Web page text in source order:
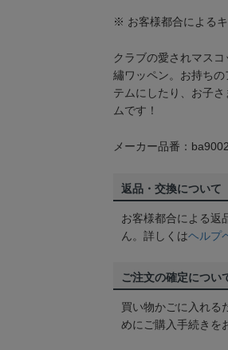
※ お客様都合によるキ
クラブの愛されマス
繡ワッペン。お持ち
テムにしたり、お子
ムです！
メーカー品番：
返品・交換について
お客様都合による返
ん。詳しくはヘルプ
ご注文の確定につい
買い物かごに入れる
めにご購入手続きを